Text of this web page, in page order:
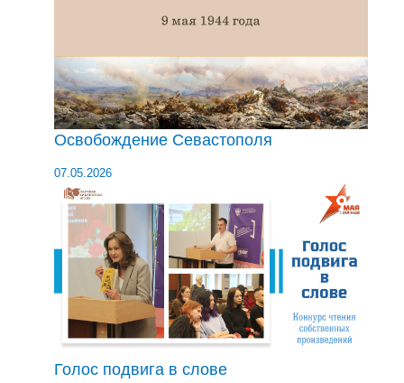
Освобождение Севастополя
07.05.2026
Голос подвига в слове